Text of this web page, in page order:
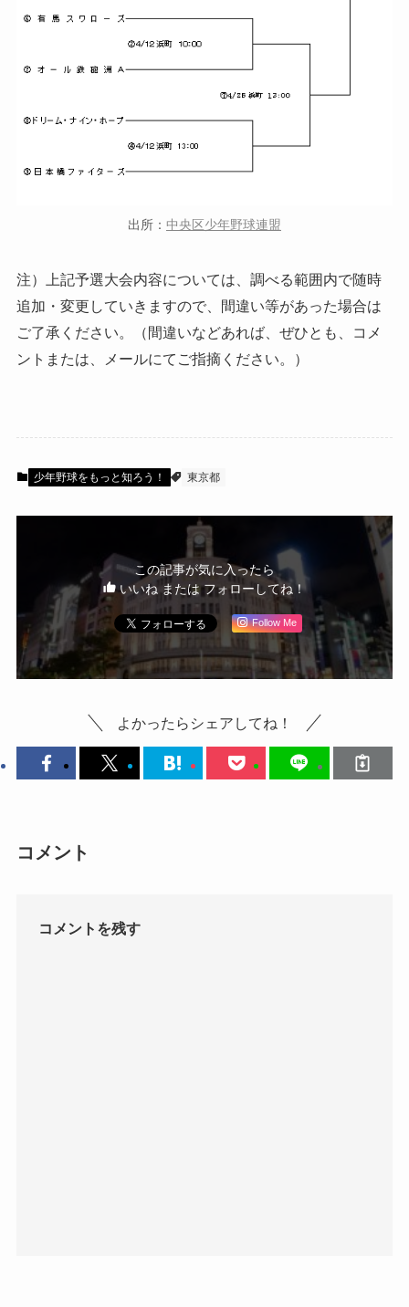
出所： 中央区少年野球連盟
注）上記予選大会内容については、調べる範囲内で随時
追加・変更していきますので、間違い等があった場合は
ご了承ください。（間違いなどあれば、ぜひとも、コメ
ントまたは、メールにてご指摘ください。）
少年野球をもっと知ろう！ 東京都
この記事が気に入ったら
いいね または フォローしてね！
Follow Me
よかったらシェアしてね！
コメント
コメントを残す